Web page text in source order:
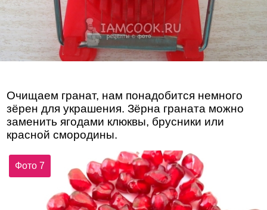
Очищаем гранат, нам понадобится немного
зёрен для украшения. Зёрна граната можно
заменить ягодами клюквы, брусники или
красной смородины.
Фото 7